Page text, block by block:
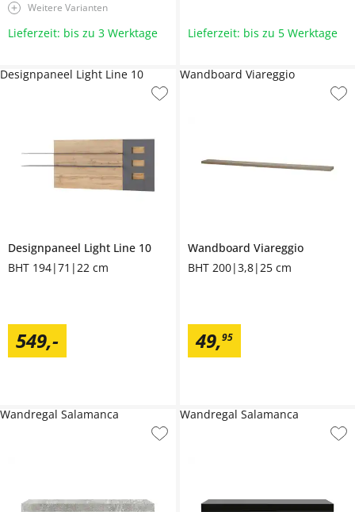
Weitere Varianten
Lieferzeit: bis zu 3 Werktage Lieferzeit: bis zu 5 Werktage
Designpaneel Light Line 10
BHT 194|71|22 cm
549,-
Designpaneel Light Line 10
Wandboard Viareggio
BHT 200|3,8|25 cm
49,95
Wandboard Viareggio
Wandregal Salamanca Wandregal Salamanca